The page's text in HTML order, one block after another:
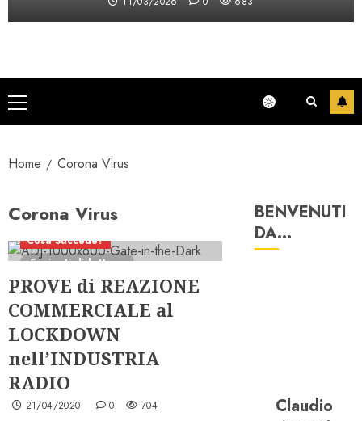
Menu
principale
Home Corona Virus
Corona Virus
5 minuti di lettura
Cosa Succede?
PROVE di REAZIONE
COMMERCIALE al
LOCKDOWN
nell’INDUSTRIA
RADIO
21/04/2020 0 704
BENVENUTI
DA…
Claudio